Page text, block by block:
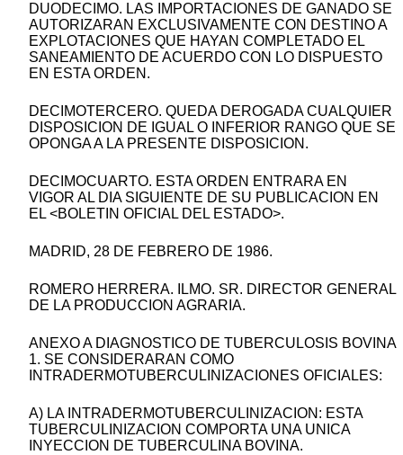
DUODECIMO. LAS IMPORTACIONES DE GANADO SE
AUTORIZARAN EXCLUSIVAMENTE CON DESTINO A
EXPLOTACIONES QUE HAYAN COMPLETADO EL
SANEAMIENTO DE ACUERDO CON LO DISPUESTO
EN ESTA ORDEN.
DECIMOTERCERO. QUEDA DEROGADA CUALQUIER
DISPOSICION DE IGUAL O INFERIOR RANGO QUE SE
OPONGA A LA PRESENTE DISPOSICION.
DECIMOCUARTO. ESTA ORDEN ENTRARA EN
VIGOR AL DIA SIGUIENTE DE SU PUBLICACION EN
EL <BOLETIN OFICIAL DEL ESTADO>.
MADRID, 28 DE FEBRERO DE 1986.
ROMERO HERRERA. ILMO. SR. DIRECTOR GENERAL
DE LA PRODUCCION AGRARIA.
ANEXO A DIAGNOSTICO DE TUBERCULOSIS BOVINA
1. SE CONSIDERARAN COMO
INTRADERMOTUBERCULINIZACIONES OFICIALES:
A) LA INTRADERMOTUBERCULINIZACION: ESTA
TUBERCULINIZACION COMPORTA UNA UNICA
INYECCION DE TUBERCULINA BOVINA.